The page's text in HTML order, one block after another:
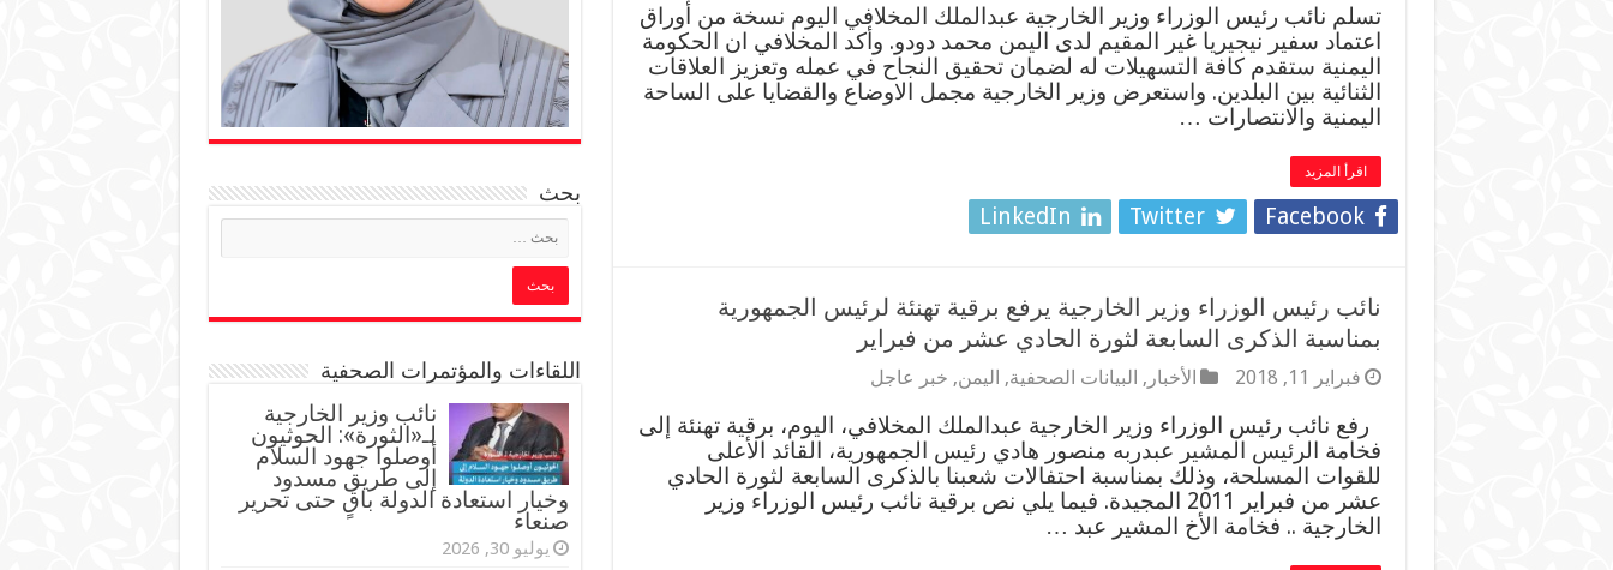
⁠⁠⁠تسلم نائب رئيس الوزراء وزير الخارجية عبدالملك المخلافي اليوم نسخة من أوراق
اعتماد سفير نيجيريا غير المقيم لدى اليمن محمد دودو. وأكد المخلافي ان الحكومة
اليمنية ستقدم كافة التسهيلات له لضمان تحقيق النجاح في عمله وتعزيز العلاقات
الثنائية بين البلدين. واستعرض وزير الخارجية مجمل الاوضاع والقضايا على الساحة
اليمنية والانتصارات …
اقرأ المزيد
Facebook
Twitter
LinkedIn
نائب رئيس الوزراء وزير الخارجية يرفع برقية تهنئة لرئيس الجمهورية
بمناسبة الذكرى السابعة لثورة الحادي عشر من فبراير
فبراير 11, 2018 الأخبار , البيانات الصحفية, اليمن, خبر عاجل
رفع نائب رئيس الوزراء وزير الخارجية عبدالملك المخلافي، اليوم، برقية تهنئة إلى
فخامة الرئيس المشير عبدربه منصور هادي رئيس الجمهورية، القائد الأعلى
للقوات المسلحة، وذلك بمناسبة احتفالات شعبنا بالذكرى السابعة لثورة الحادي
عشر من فبراير 2011 المجيدة. فيما يلي نص برقية نائب رئيس الوزراء وزير
الخارجية .. فخامة الأخ المشير عبد …
بحث
اللقاءات والمؤتمرات الصحفية
‏نائب وزير الخارجية
لـ«الثورة»: الحوثيون
أوصلوا جهود السلام
إلى طريق مسدود
وخيار استعادة الدولة باقٍ حتى تحرير
صنعاء
يوليو 30, 2026